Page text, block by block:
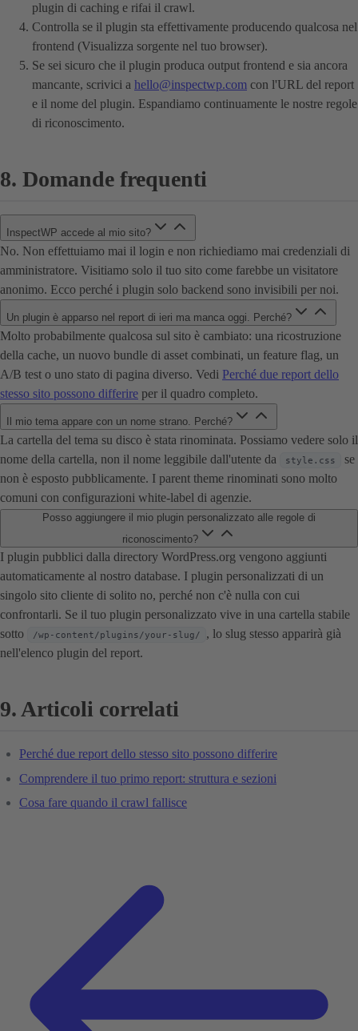
plugin di caching e rifai il crawl.
Controlla se il plugin sta effettivamente producendo qualcosa nel
frontend (Visualizza sorgente nel tuo browser).
Se sei sicuro che il plugin produca output frontend e sia ancora
mancante, scrivici a hello@inspectwp.com con l'URL del report
e il nome del plugin. Espandiamo continuamente le nostre regole
di riconoscimento.
8. Domande frequenti
InspectWP accede al mio sito?
No. Non effettuiamo mai il login e non richiediamo mai credenziali di
amministratore. Visitiamo solo il tuo sito come farebbe un visitatore
anonimo. Ecco perché i plugin solo backend sono invisibili per noi.
Un plugin è apparso nel report di ieri ma manca oggi. Perché?
Molto probabilmente qualcosa sul sito è cambiato: una ricostruzione
della cache, un nuovo bundle di asset combinati, un feature flag, un
A/B test o uno stato di pagina diverso. Vedi Perché due report dello
stesso sito possono differire per il quadro completo.
Il mio tema appare con un nome strano. Perché?
La cartella del tema su disco è stata rinominata. Possiamo vedere solo il
nome della cartella, non il nome leggibile dall'utente da
style.css
se
non è esposto pubblicamente. I parent theme rinominati sono molto
comuni con configurazioni white-label di agenzie.
Posso aggiungere il mio plugin personalizzato alle regole di
riconoscimento?
I plugin pubblici dalla directory WordPress.org vengono aggiunti
automaticamente al nostro database. I plugin personalizzati di un
singolo sito cliente di solito no, perché non c'è nulla con cui
confrontarli. Se il tuo plugin personalizzato vive in una cartella stabile
sotto
/wp-content/plugins/your-slug/
, lo slug stesso apparirà già
nell'elenco plugin del report.
9. Articoli correlati
Perché due report dello stesso sito possono differire
Comprendere il tuo primo report: struttura e sezioni
Cosa fare quando il crawl fallisce